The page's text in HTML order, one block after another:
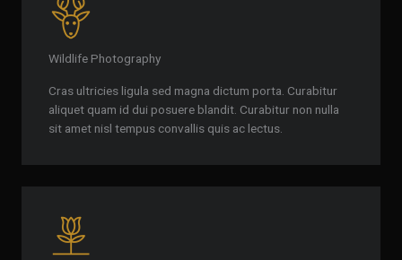
Wildlife Photography
Cras ultricies ligula sed magna dictum porta. Curabitur
aliquet quam id dui posuere blandit. Curabitur non nulla
sit amet nisl tempus convallis quis ac lectus.